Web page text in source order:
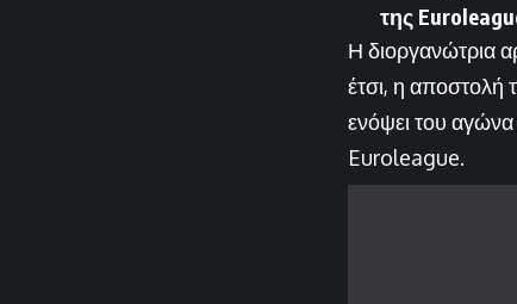
της
Η διοργανώτρια
έτσι, η αποστολή
ενόψει του
Euroleague.